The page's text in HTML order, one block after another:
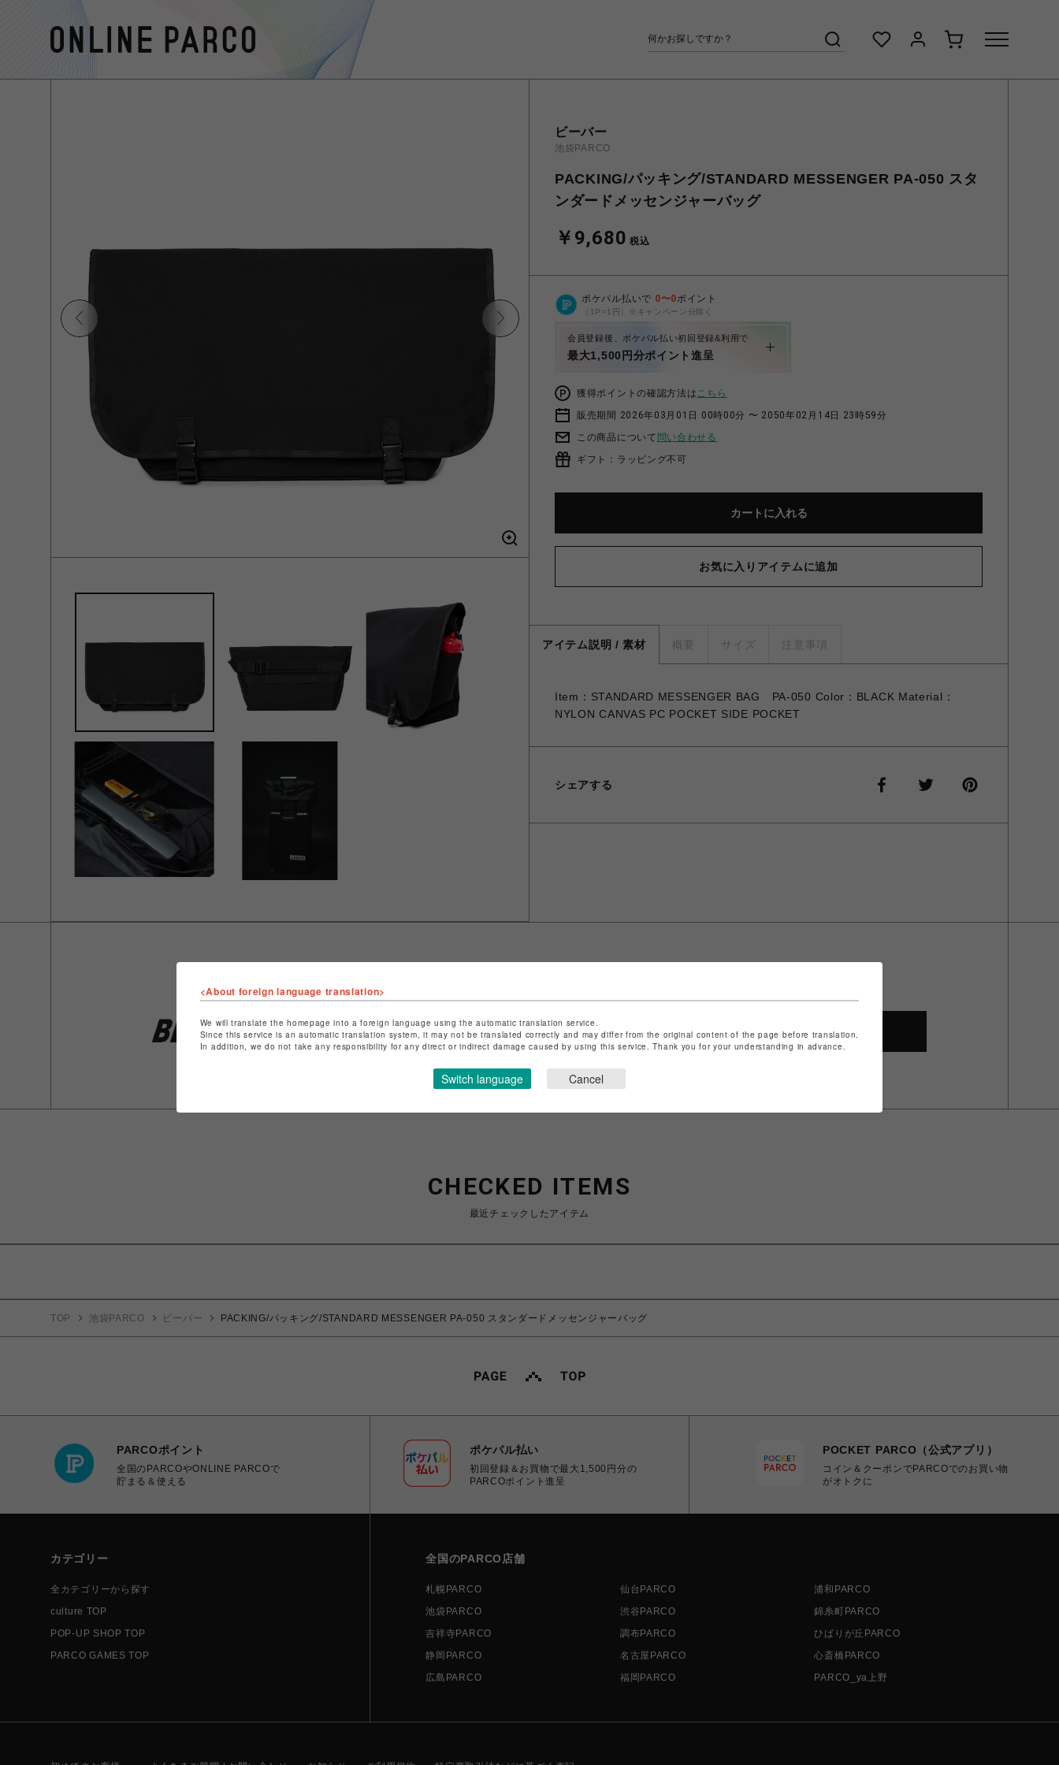
ビーバー
池袋PARCO
PACKING/パッキング/STANDARD MESSENGER PA-050 スタ
ンダードメッセンジャーバッグ
￥9,680 税込
ポケパル払いで 0〜0ポイント
（1P=1円）※キャンペーン分除く
会員登録後、ポケパル払い初回登録&利用で
最大1,500円分ポイント進呈
獲得ポイントの確認方法はこちら
販売期間 2026年03月01日 00時00分 〜 2050年02月14日 23時59分
この商品について 問い合わせる
ギフト：ラッピング不可
カートに入れる
お気に入りアイテムに追加
アイテム説明 / 素材 概要 サイズ 注意事項
Item：STANDARD MESSENGER BAG PA-050 Color：BLACK Material：
NYLON CANVAS PC POCKET SIDE POCKET
シェアする
ショップ名
特定商取引法など法令に基づく表記はこちら
ショップお問い合わせはこちら
SHOP TOP
CHECKED ITEMS
最近チェックしたアイテム
TOP 池袋PARCO ビーバー PACKING/パッキング/STANDARD MESSENGER PA-050 スタンダードメッセンジャーバッグ
PARCOポイント
全国のPARCOやONLINE PARCOで
貯まる＆使える
ポケパル払い
初回登録＆お買物で最大1,500円分の
PARCOポイント進呈
POCKET PARCO（公式アプリ）
コイン＆クーポンでPARCOでのお買い物
がオトクに
カテゴリー
全カテゴリーから探す
culture TOP
POP-UP SHOP TOP
PARCO GAMES TOP
全国のPARCO店舗
札幌PARCO 仙台PARCO
浦和PARCO
池袋PARCO
渋谷PARCO
錦糸町PARCO
吉祥寺PARCO
調布PARCO
ひばりが丘PARCO
静岡PARCO
名古屋PARCO
心斎橋PARCO
広島PARCO
福岡PARCO PARCO_ya上野
<About foreign language translation>
We will translate the homepage into a foreign language using the automatic translation service.
Since this service is an automatic translation system, it may not be translated correctly and may differ from the original content of the page before translation.
In addition, we do not take any responsibility for any direct or indirect damage caused by using this service. Thank you for your understanding in advance.
Switch language Cancel